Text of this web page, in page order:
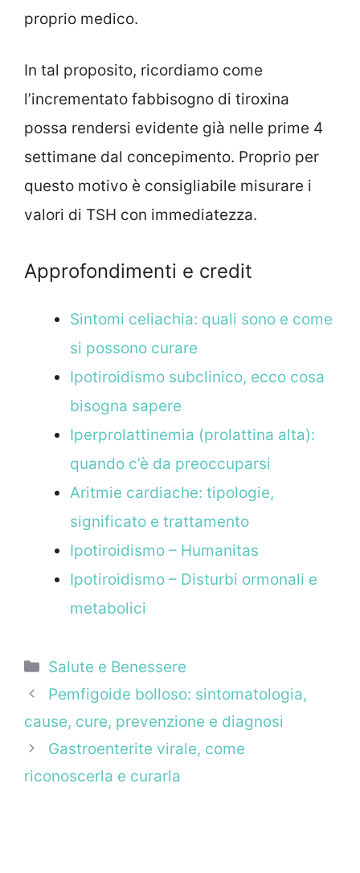
proprio medico.
In tal proposito, ricordiamo come
l’incrementato fabbisogno di tiroxina
possa rendersi evidente già nelle prime 4
settimane dal concepimento. Proprio per
questo motivo è consigliabile misurare i
valori di TSH con immediatezza.
Approfondimenti e credit
Sintomi celiachia: quali sono e come
si possono curare
Ipotiroidismo subclinico, ecco cosa
bisogna sapere
Iperprolattinemia (prolattina alta):
quando c’è da preoccuparsi
Aritmie cardiache: tipologie,
significato e trattamento
Ipotiroidismo – Humanitas
Ipotiroidismo – Disturbi ormonali e
metabolici
Categorie
Salute e Benessere
Pemfigoide bolloso: sintomatologia,
cause, cure, prevenzione e diagnosi
Gastroenterite virale, come
riconoscerla e curarla